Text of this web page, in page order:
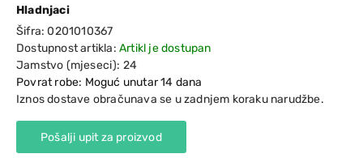
Hladnjaci
Šifra:0201010367
Dostupnost artikla: Artikl je dostupan
Jamstvo (mjeseci): 24
Povrat robe: Moguć unutar 14 dana
Iznos dostave obračunava se u zadnjem koraku narudžbe.
Pošalji upit za proizvod